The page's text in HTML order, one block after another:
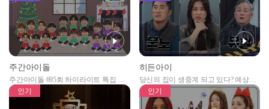
주간아이돌
주간아이돌 695회 하이라이트 특집 남
자아이돌편 예고
히든아이
당신의 집이 생중계 되고 있다? 예상치
못한 곳에서 일어나는 불법촬영 범죄!
인기 인기